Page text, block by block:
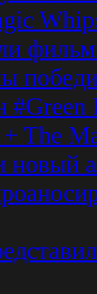
#Green
The
новый